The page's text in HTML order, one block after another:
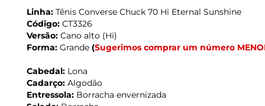
Linha: Tênis Converse Chuck 70 Hi Eternal Sunshine
Código: CT3326
Versão: Cano alto (Hi)
Forma: Grande (Sugerimos comprar um número
Cabedal: Lona
Cadarço: Algodão
Entressola: Borracha envernizada